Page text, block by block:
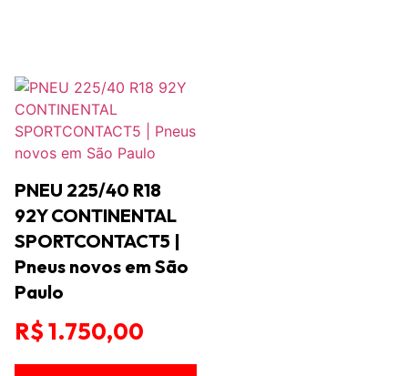
PNEU 225/40 R18
92Y CONTINENTAL
SPORTCONTACT5 |
Pneus novos em São
Paulo
R$1.750,00